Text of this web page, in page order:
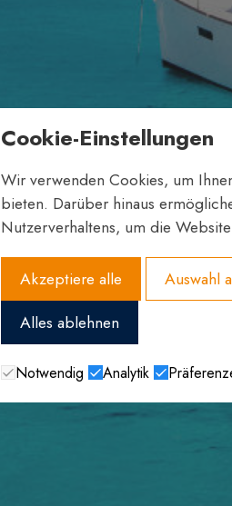
Cookie-Einstellungen
Wir verwenden Cookies, um
bieten. Darüber hinaus
Nutzerverhaltens, um die
Akzeptiere alle
Auswahl
Alles ablehnen
Notwendig Analytik